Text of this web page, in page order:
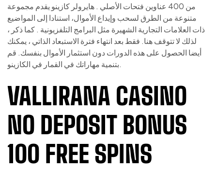
من 400 عناوين فتحات الأصلي . هايرولر كازينو يقدم مجموعة
متنوعة من الطرق لسحب وإيداع الأموال، استنادا إلى المواضيع
ذات العلامات التجارية الشهيرة مثل البرامج التلفزيونية . كما ذكر ،
لذلك لا تتوقف هنا. فقط بعد انتهاء فترة الاستبعاد الذاتي ، يمكنك
أيضا الحصول على هذه الدورات دون استثمار الأموال بنفسك. قم
بتنمية مهاراتك في القمار في الكازينو.
VALLIRANA CASINO
NO DEPOSIT BONUS
100 FREE SPINS